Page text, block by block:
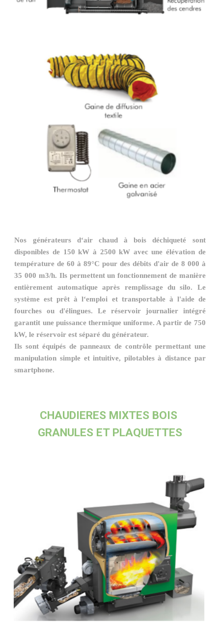
Nos générateurs d‘air chaud à bois déchiqueté sont
disponibles de 150 kW à 2500 kW avec une élévation de
température de 60 à 89°C pour des débits d'air de 8 000 à
35 000 m3/h. Ils permettent un fonctionnement de manière
entièrement automatique après remplissage du silo. Le
système est prêt à l‘emploi et transportable à l'aide de
fourches ou d'élingues. Le réservoir journalier intégré
garantit une puissance thermique uniforme. A partir de 750
kW, le réservoir est séparé du générateur.
Ils sont équipés de panneaux de contrôle permettant une
manipulation simple et intuitive, pilotables à distance par
smartphone.
CHAUDIERES MIXTES BOIS
GRANULES ET PLAQUETTES